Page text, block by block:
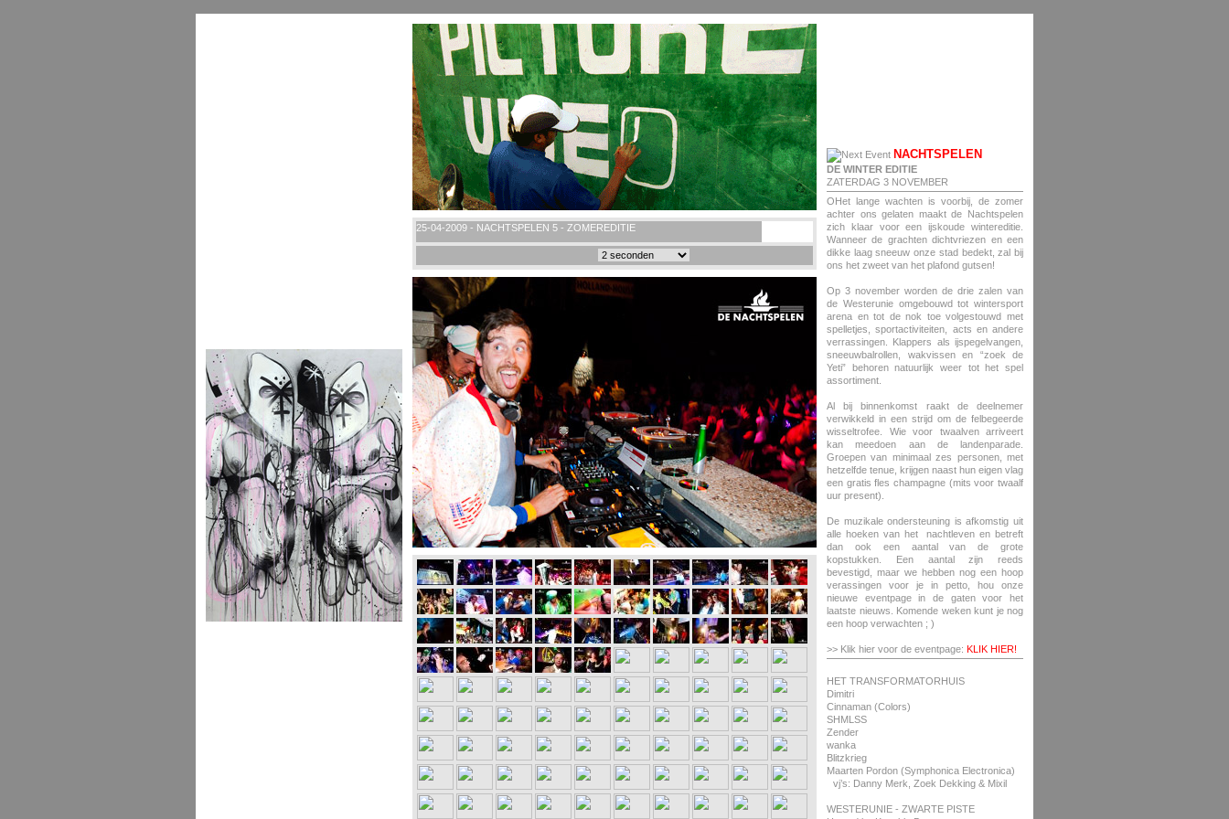
25-04-2009 - NACHTSPELEN 5 - ZOMEREDITIE
NACHTSPELEN
DE WINTER EDITIE
ZATERDAG 3 NOVEMBER
OHet lange wachten is voorbij, de zomer
achter ons gelaten maakt de Nachtspelen
zich klaar voor een ijskoude wintereditie.
Wanneer de grachten dichtvriezen en een
dikke laag sneeuw onze stad bedekt, zal bij
ons het zweet van het plafond gutsen!
Op 3 november worden de drie zalen van
de Westerunie omgebouwd tot wintersport
arena en tot de nok toe volgestouwd met
spelletjes, sportactiviteiten, acts en andere
verrassingen. Klappers als ijspegelvangen,
sneeuwbalrollen, wakvissen en “zoek de
Yeti” behoren natuurlijk weer tot het spel
assortiment.
Al bij binnenkomst raakt de deelnemer
verwikkeld in een strijd om de felbegeerde
wisseltrofee. Wie voor twaalven arriveert
kan meedoen aan de landenparade.
Groepen van minimaal zes personen, met
hetzelfde tenue, krijgen naast hun eigen vlag
een gratis fles champagne (mits voor twaalf
uur present).
De muzikale ondersteuning is afkomstig uit
alle hoeken van het nachtleven en betreft
dan ook een aantal van de grote
kopstukken. Een aantal zijn reeds
bevestigd, maar we hebben nog een hoop
verassingen voor je in petto, hou onze
nieuwe eventpage in de gaten voor het
laatste nieuws. Komende weken kunt je nog
een hoop verwachten ; )
>> Klik hier voor de eventpage: KLIK HIER!
HET TRANSFORMATORHUIS
Dimitri
Cinnaman (Colors)
SHMLSS
Zender
wanka
Blitzkrieg
Maarten Pordon (Symphonica Electronica)
vj’s: Danny Merk, Zoek Dekking & Mixil
WESTERUNIE - ZWARTE PISTE